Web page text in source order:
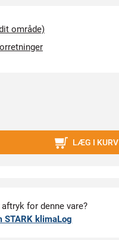
område)
LÆG I KURV
aftryk for denne vare?
STARK klimaLog